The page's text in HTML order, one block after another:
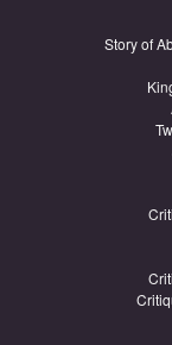
Story of